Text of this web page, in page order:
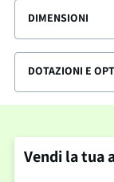
DIMENSIONI
DOTAZIONI E
Vendi la tua